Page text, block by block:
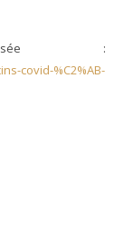
:
covid-%C2%AB-